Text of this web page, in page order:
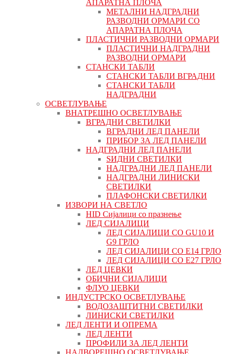
АПАРАТНА ПЛОЧА
МЕТАЛНИ НАДГРАДНИ
РАЗВОДНИ ОРМАРИ СО
АПАРАТНА ПЛОЧА
ПЛАСТИЧНИ РАЗВОДНИ ОРМАРИ
ПЛАСТИЧНИ НАДГРАДНИ
РАЗВОДНИ ОРМАРИ
СТАНСКИ ТАБЛИ
СТАНСКИ ТАБЛИ ВГРАДНИ
СТАНСКИ ТАБЛИ
НАДГРАДНИ
ОСВЕТЛУВАЊЕ
ВНАТРЕШНО ОСВЕТЛУВАЊЕ
ВГРАДНИ СВЕТИЛКИ
ВГРАДНИ ЛЕД ПАНЕЛИ
ПРИБОР ЗА ЛЕД ПАНЕЛИ
НАДГРАДНИ ЛЕД ПАНЕЛИ
ЅИДНИ СВЕТИЛКИ
НАДГРАДНИ ЛЕД ПАНЕЛИ
НАДГРАДНИ ЛИНИСКИ
СВЕТИЛКИ
ПЛАФОНСКИ СВЕТИЛКИ
ИЗВОРИ НА СВЕТЛО
HID Сијалици со празнење
ЛЕД СИЈАЛИЦИ
ЛЕД СИЈАЛИЦИ СО GU10 И
G9 ГРЛО
ЛЕД СИЈАЛИЦИ СО Е14 ГРЛО
ЛЕД СИЈАЛИЦИ СО Е27 ГРЛО
ЛЕД ЦЕВКИ
ОБИЧНИ СИЈАЛИЦИ
ФЛУО ЦЕВКИ
ИНДУСТРСКО ОСВЕТЛУВАЊЕ
ВОДОЗАШТИТНИ СВЕТИЛКИ
ЛИНИСКИ СВЕТИЛКИ
ЛЕД ЛЕНТИ И ОПРЕМА
ЛЕД ЛЕНТИ
ПРОФИЛИ ЗА ЛЕД ЛЕНТИ
НАДВОРЕШНО ОСВЕТЛУВАЊЕ